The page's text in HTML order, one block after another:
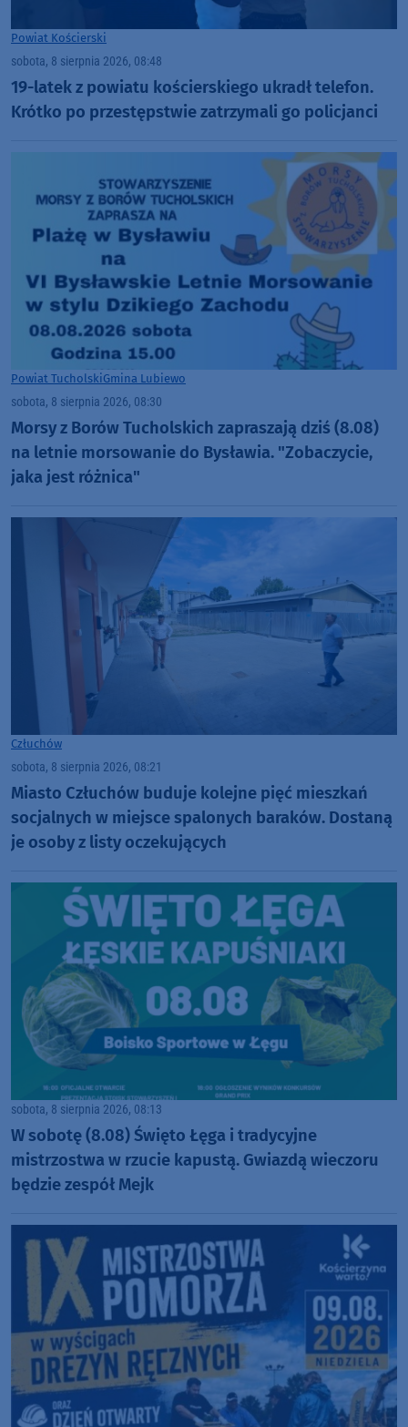
Powiat Kościerski
sobota, 8 sierpnia 2026, 08:48
19-latek z powiatu kościerskiego ukradł telefon.
Krótko po przestępstwie zatrzymali go policjanci
Powiat TucholskiGmina Lubiewo
sobota, 8 sierpnia 2026, 08:30
Morsy z Borów Tucholskich zapraszają dziś (8.08)
na letnie morsowanie do Bysławia. "Zobaczycie,
jaka jest różnica"
Człuchów
sobota, 8 sierpnia 2026, 08:21
Miasto Człuchów buduje kolejne pięć mieszkań
socjalnych w miejsce spalonych baraków. Dostaną
je osoby z listy oczekujących
sobota, 8 sierpnia 2026, 08:13
W sobotę (8.08) Święto Łęga i tradycyjne
mistrzostwa w rzucie kapustą. Gwiazdą wieczoru
będzie zespół Mejk